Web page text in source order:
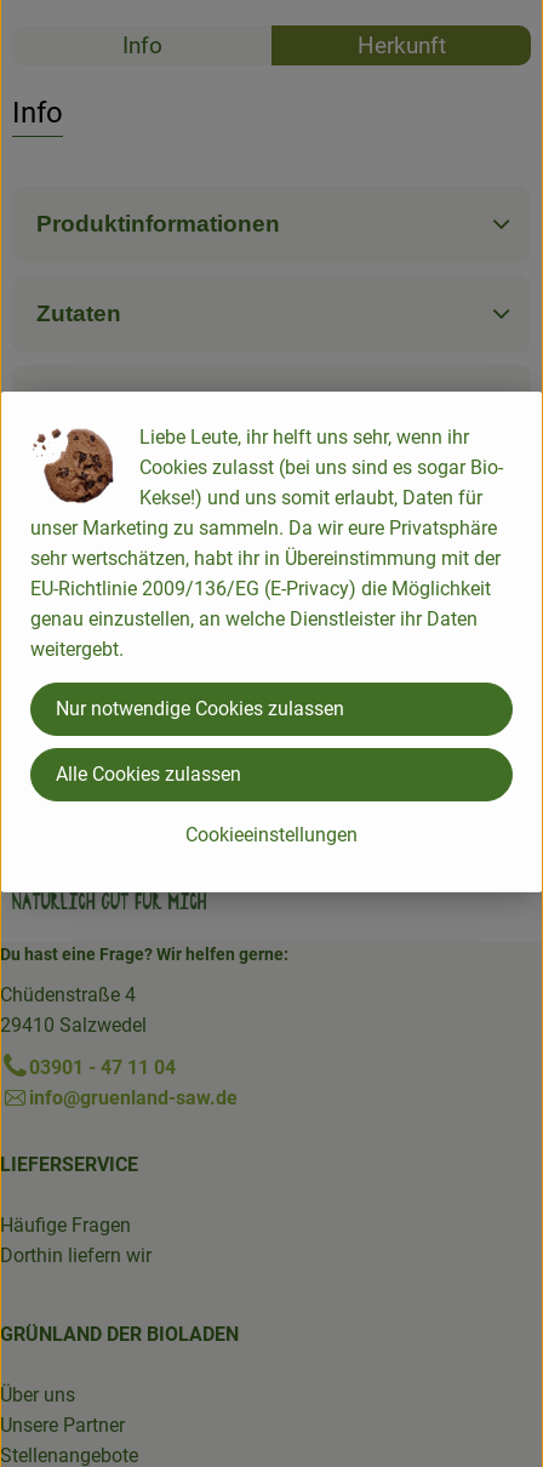
Rezepte
Info Herkunft
Info
Produktinformationen
Zutaten
Produktdatenblatt
Herkunft
Hersteller: Allos
verschiedene Länder
Allos
Du hast eine Frage? Wir helfen gerne:
Chüdenstraße 4
29410 Salzwedel
03901 - 47 11 04
info@gruenland-saw.de
LIEFERSERVICE
Häufige Fragen
Dorthin liefern wir
GRÜNLAND DER BIOLADEN
Über uns
Unsere Partner
Stellenangebote
Liebe Leute, ihr helft uns sehr, wenn ihr
Cookies zulasst (bei uns sind es sogar Bio-
Kekse!) und uns somit erlaubt, Daten für
unser Marketing zu sammeln. Da wir eure Privatsphäre
sehr wertschätzen, habt ihr in Übereinstimmung mit der
EU-Richtlinie 2009/136/EG (E-Privacy) die Möglichkeit
genau einzustellen, an welche Dienstleister ihr Daten
weitergebt.
Cookieeinstellungen
Nur notwendige Cookies zulassen
Alle Cookies zulassen